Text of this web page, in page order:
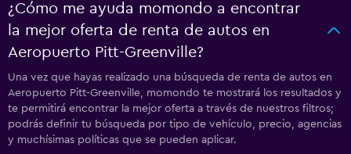
¿Cómo me ayuda momondo a encontrar
la mejor oferta de renta de autos en
Aeropuerto Pitt-Greenville?
Una vez que hayas realizado una búsqueda de renta de autos en
Aeropuerto Pitt-Greenville, momondo te mostrará los resultados y
te permitirá encontrar la mejor oferta a través de nuestros filtros;
podrás definir tu búsqueda por tipo de vehículo, precio, agencias
y muchísimas políticas que se pueden aplicar.